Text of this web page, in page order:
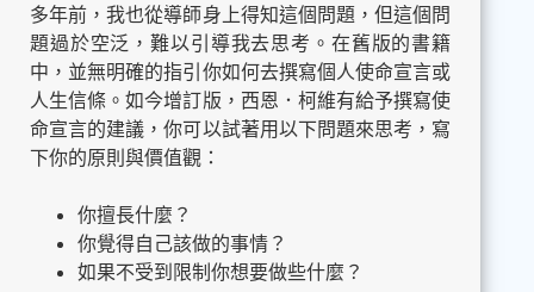
多年前，我也從導師身上得知這個問題，但這個問
題過於空泛，難以引導我去思考。在舊版的書籍
中，並無明確的指引你如何去撰寫個人使命宣言或
人生信條。如今增訂版，西恩．柯維有給予撰寫使
命宣言的建議，你可以試著用以下問題來思考，寫
下你的原則與價值觀：
你擅長什麼？
你覺得自己該做的事情？
如果不受到限制你想要做些什麼？